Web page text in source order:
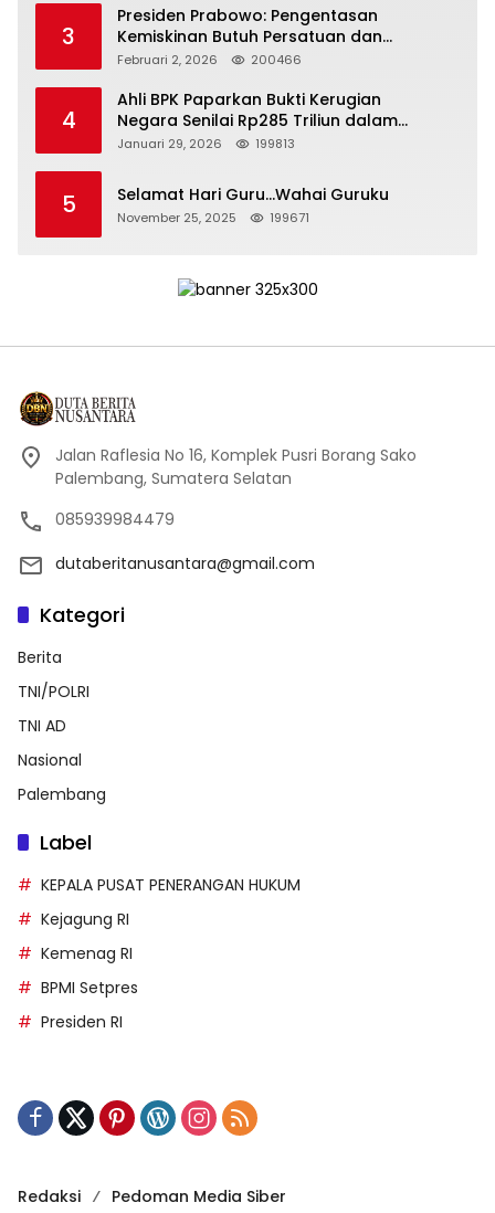
3
Presiden Prabowo: Pengentasan
Kemiskinan Butuh Persatuan dan
Kepemimpinan yang Bertanggung Jawab
Februari 2, 2026 200466
4
Ahli BPK Paparkan Bukti Kerugian
Negara Senilai Rp285 Triliun dalam
Persidangan Korupsi PT Pertamina
Januari 29, 2026 199813
5 Selamat Hari Guru…Wahai Guruku
November 25, 2025 199671
Jalan Raflesia No 16, Komplek Pusri Borang Sako
Palembang, Sumatera Selatan
085939984479
dutaberitanusantara@gmail.com
Kategori
Berita
TNI/POLRI
TNI AD
Nasional
Palembang
Label
KEPALA PUSAT PENERANGAN HUKUM
Kejagung RI
Kemenag RI
BPMI Setpres
Presiden RI
Redaksi Pedoman Media Siber